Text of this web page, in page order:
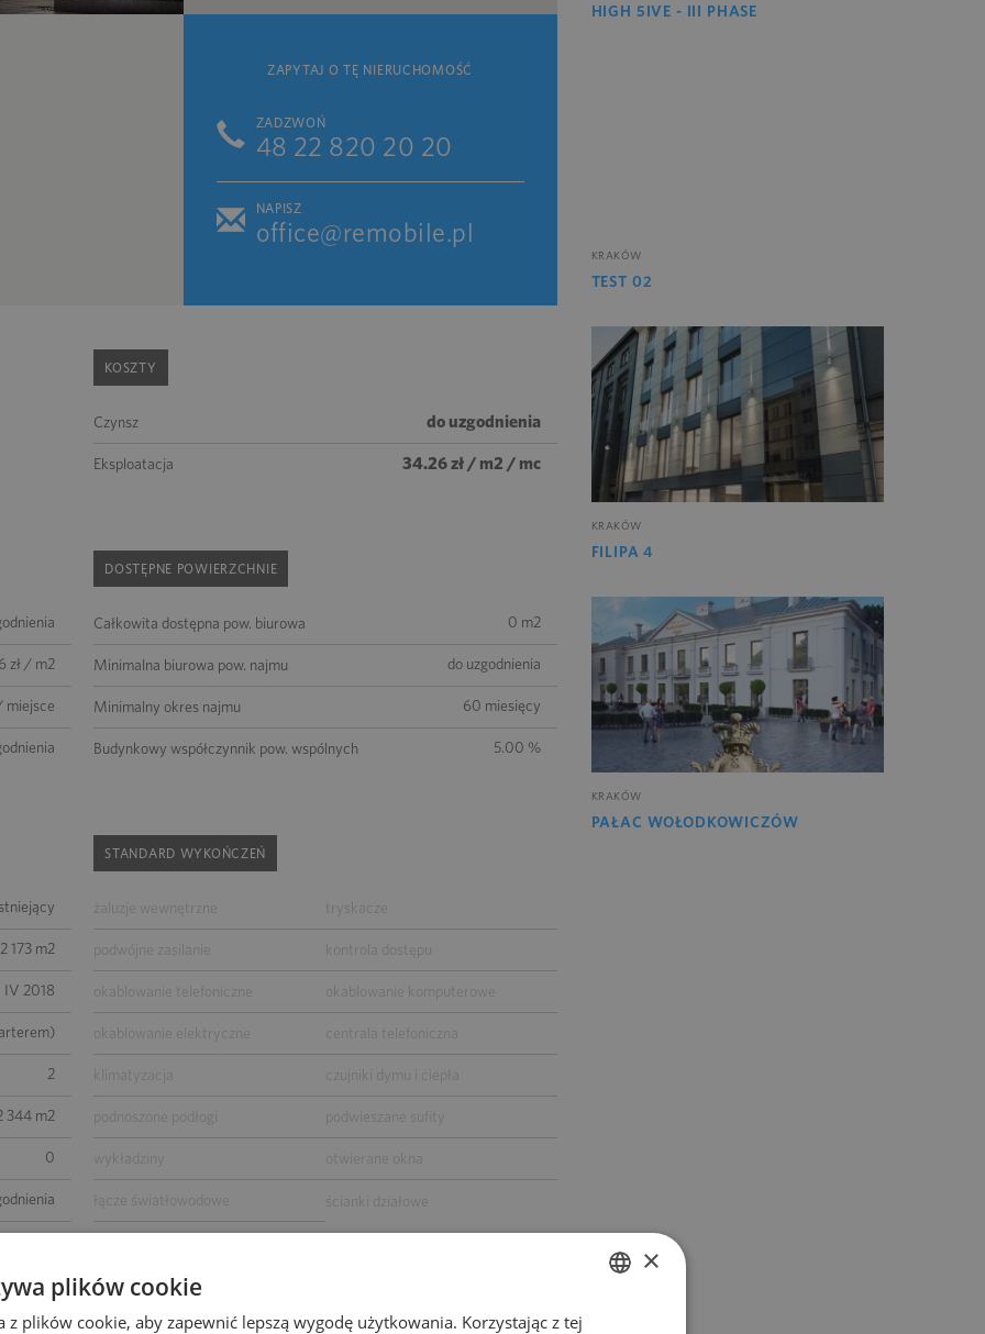
ZAPYTAJ O TĘ NIERUCHOMOŚĆ
ZADZWOŃ
48 22 820 20 20
NAPISZ
office@remobile.pl
KOSZTY
Czynsz do uzgodnienia
Eksploatacja 34.26 zł / m2 / mc
zł / m2
miejsce
DOSTĘPNE POWIERZCHNIE
Całkowita dostępna pow. biurowa 0 m2
Minimalna biurowa pow. najmu do uzgodnienia
Minimalny okres najmu 60 miesięcy
Budynkowy współczynnik pow. wspólnych 5.00 %
173 m2
IV 2018
2
344 m2
0
STANDARD WYKOŃCZEŃ
żaluzje wewnętrzne tryskacze
podwójne zasilanie kontrola dostępu
okablowanie komputerowe
czujniki dymu i ciepła
podnoszone podłogi podwieszane sufity
wykładziny
łącze światłowodowe ścianki działowe
HIGH 5IVE - III PHASE
KRAKÓW
TEST 02
KRAKÓW
FILIPA 4
KRAKÓW
PAŁAC WOŁODKOWICZÓW
×
plików cookie
z plików cookie, aby zapewnić lepszą wygodę użytkowania. Korzystając z tej